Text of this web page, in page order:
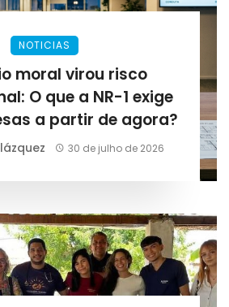
NOTICIAS
moral virou risco
O que a NR-1 exige
a partir de agora?
30 de julho de 2026